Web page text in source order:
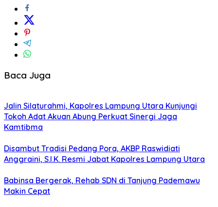
Baca Juga
Jalin Silaturahmi, Kapolres Lampung Utara Kunjungi
Tokoh Adat Akuan Abung Perkuat Sinergi Jaga
Kamtibma
Disambut Tradisi Pedang Pora, AKBP Raswidiati
Anggraini, S.I.K. Resmi Jabat Kapolres Lampung Utara
Babinsa Bergerak, Rehab SDN di Tanjung Pademawu
Makin Cepat